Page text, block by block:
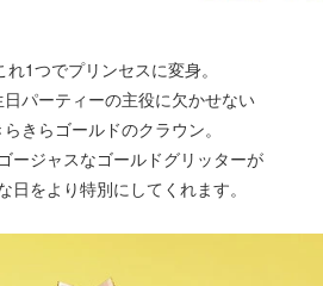
れ1つでプリンセスに変身。
日パーティーの主役に欠かせない
らきらゴールドのクラウン。
ージャスなゴールドグリッターが
日をより特別にしてくれます。